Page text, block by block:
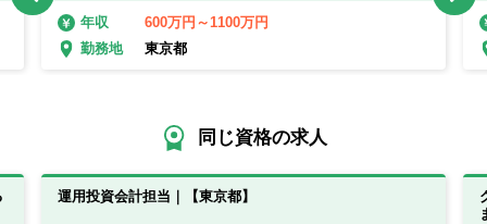
年収
600万円～1100万円
勤務地
東京都
同じ資格の求人
運用投資会計担当｜【東京都】